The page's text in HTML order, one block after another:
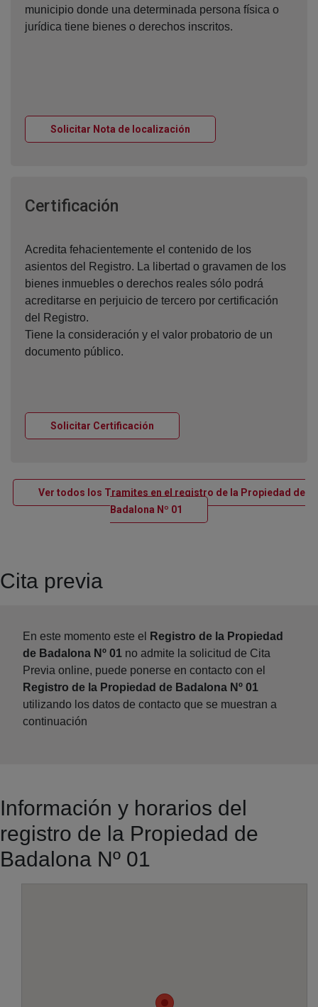
municipio donde una determinada persona física o
jurídica tiene bienes o derechos inscritos.
Solicitar Nota de localización
Certificación
Acredita fehacientemente el contenido de los
asientos del Registro. La libertad o gravamen de los
bienes inmuebles o derechos reales sólo podrá
acreditarse en perjuicio de tercero por certificación
del Registro.
Tiene la consideración y el valor probatorio de un
documento público.
Solicitar Certificación
Ver todos los Tramites en el registro de la Propiedad de
Badalona Nº 01
Ventana nueva
Cita previa
En este momento este el
Registro de la Propiedad
de Badalona Nº 01 no admite la solicitud de Cita
Previa online, puede ponerse en contacto con el
Registro de la Propiedad de Badalona Nº 01
utilizando los datos de contacto que se muestran a
continuación
Información y horarios del
registro de la Propiedad de
Badalona Nº 01